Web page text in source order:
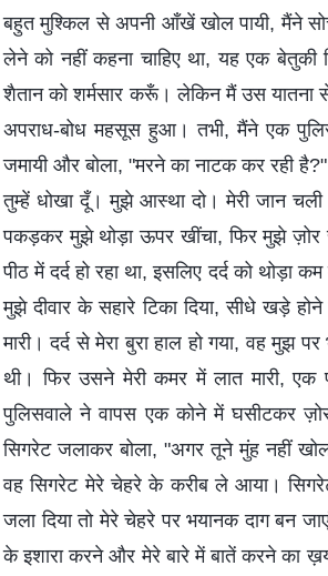
बहुत मुश्किल से अपनी आँखें खोल पायी, मैंने
लेने को नहीं कहना चाहिए था, यह एक बेतुकी
शैतान को शर्मसार करूँ। लेकिन मैं उस यातना
अपराध-बोध महसूस हुआ। तभी, मैंने एक
जमायी और बोला, "मरने का नाटक कर रही
तुम्हें धोखा दूँ। मुझे आस्था दो। मेरी जान
पकड़कर मुझे थोड़ा ऊपर खींचा, फिर मुझे ज़ोर
पीठ में दर्द हो रहा था, इसलिए दर्द को
मुझे दीवार के सहारे टिका दिया, सीधे खड़े
मारी। दर्द से मेरा बुरा हाल हो गया, वह मुझ
थी। फिर उसने मेरी कमर में लात मारी,
पुलिसवाले ने वापस एक कोने में घसीटकर
सिगरेट जलाकर बोला, "अगर तूने मुंह नहीं
वह सिगरेट मेरे चेहरे के करीब ले आया।
जला दिया तो मेरे चेहरे पर भयानक दाग बन
के इशारा करने और मेरे बारे में बातें करने का